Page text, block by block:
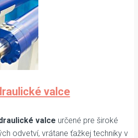
valce
valce určené pre široké
odvetví, vrátane ťažkej techniky v